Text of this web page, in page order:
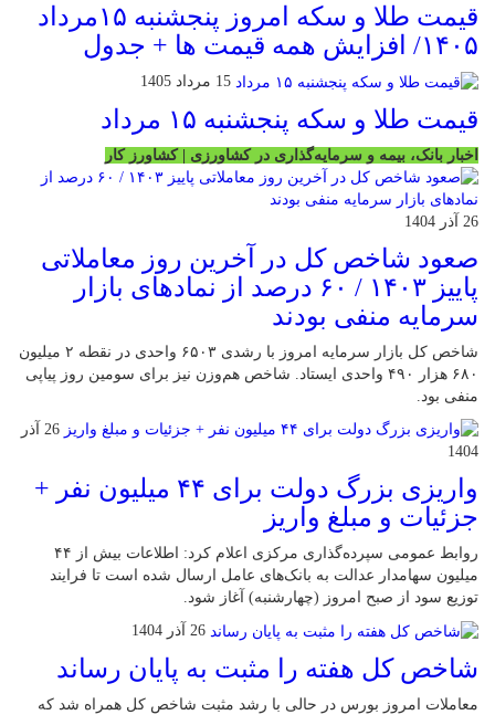
قیمت طلا و سکه امروز پنجشنبه ۱۵مرداد
۱۴۰۵/ افزایش همه قیمت ها + جدول
15 مرداد 1405
قیمت طلا و سکه پنجشنبه ۱۵ مرداد
اخبار بانک، بیمه و سرمایه‌گذاری در کشاورزی | کشاورز کار
26 آذر 1404
صعود شاخص کل در آخرین روز معاملاتی
پاییز ۱۴۰۳ / ۶۰ درصد از نمادهای بازار
سرمایه منفی بودند
شاخص کل بازار سرمایه امروز با رشدی ۶۵۰۳ واحدی در نقطه ۲ میلیون
۶۸۰ هزار ۴۹۰ واحدی ایستاد. شاخص هم‌وزن نیز برای سومین روز پیاپی
منفی بود.
26 آذر
1404
واریزی بزرگ دولت برای ۴۴ میلیون نفر +
جزئیات و مبلغ واریز
روابط عمومی سپرده‌گذاری مرکزی اعلام کرد: اطلاعات بیش از ۴۴
میلیون سهامدار عدالت به بانک‌های عامل ارسال شده است تا فرایند
توزیع سود از صبح امروز (چهارشنبه) آغاز شود.
26 آذر 1404
شاخص کل هفته را مثبت به پایان رساند
معاملات امروز بورس در حالی با رشد مثبت شاخص کل همراه شد که